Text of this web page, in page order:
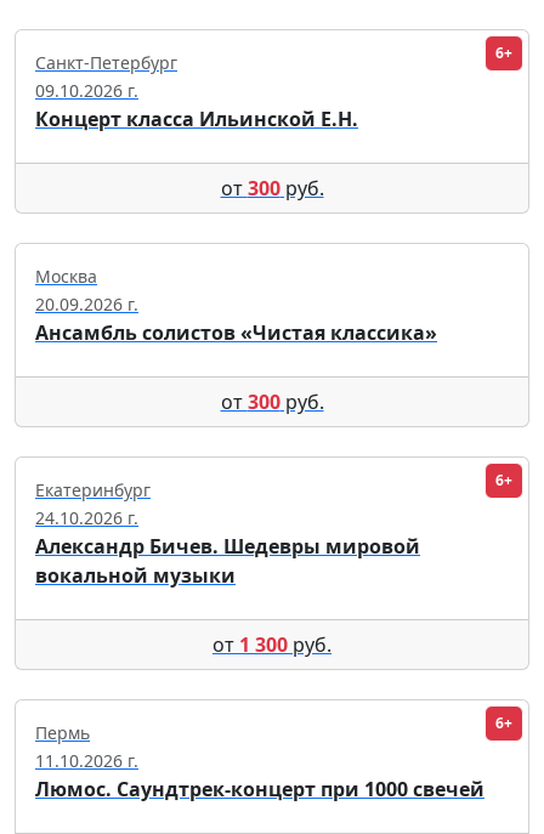
6+
Санкт-Петербург
09.10.2026 г.
Концерт класса Ильинской Е.Н.
от300руб.
Москва
20.09.2026 г.
Ансамбль солистов «Чистая классика»
от300руб.
6+
Екатеринбург
24.10.2026 г.
Александр Бичев. Шедевры мировой
вокальной музыки
от 1 300 руб.
6+
Пермь
11.10.2026 г.
Люмос. Саундтрек-концерт при 1000 свечей